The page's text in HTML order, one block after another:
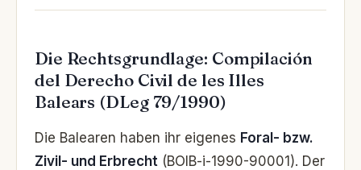
Die Rechtsgrundlage: Compilación
del Derecho Civil de les Illes
Balears (DLeg 79/1990)
Die Balearen haben ihr eigenes Foral- bzw.
Zivil- und Erbrecht (BOIB-i-1990-90001). Der